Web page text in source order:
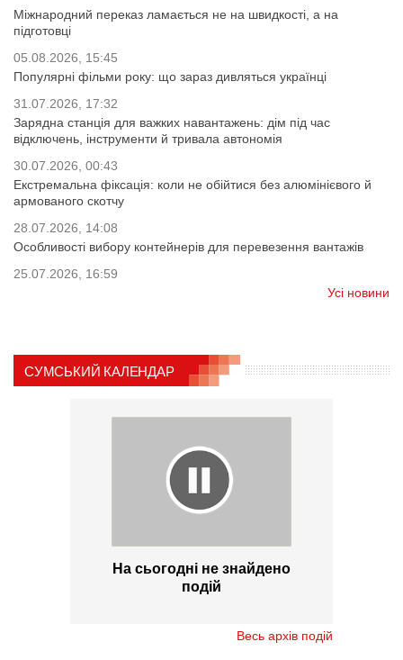
Міжнародний переказ ламається не на швидкості, а на
підготовці
05.08.2026, 15:45
Популярні фільми року: що зараз дивляться українці
31.07.2026, 17:32
Зарядна станція для важких навантажень: дім під час
відключень, інструменти й тривала автономія
30.07.2026, 00:43
Екстремальна фіксація: коли не обійтися без алюмінієвого й
армованого скотчу
28.07.2026, 14:08
Особливості вибору контейнерів для перевезення вантажів
25.07.2026, 16:59
Усі новини
СУМСЬКИЙ КАЛЕНДАР
На сьогодні не знайдено
подій
Весь архів подій